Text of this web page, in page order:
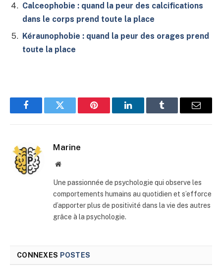
Calceophobie : quand la peur des calcifications
dans le corps prend toute la place
Kéraunophobie : quand la peur des orages prend
toute la place
FacebookTwitter Pinterest LinkedInTumblr
E-
Marine
Site
Une passionnée de psychologie qui observe les
comportements humains au quotidien et s’efforce
d’apporter plus de positivité dans la vie des autres
grâce à la psychologie.
CONNEXES POSTES